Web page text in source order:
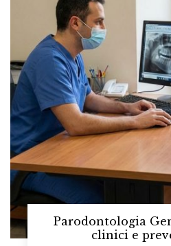
Parodontologia
clinici e